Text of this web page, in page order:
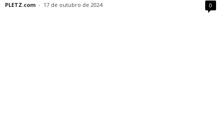
PLETZ.com - 17 de outubro de 2024 0